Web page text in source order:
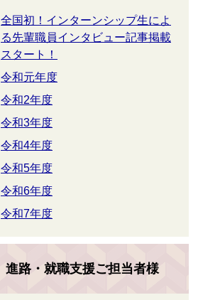
全国初！インターンシップ生によ
る先輩職員インタビュー記事掲載
スタート！
令和元年度
令和2年度
令和3年度
令和4年度
令和5年度
令和6年度
令和7年度
進路・就職支援ご担当者様